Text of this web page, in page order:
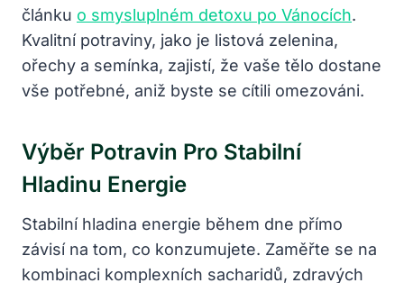
článku o smysluplném detoxu po Vánocích.
Kvalitní potraviny, jako je listová zelenina,
ořechy a semínka, zajistí, že vaše tělo dostane
vše potřebné, aniž byste se cítili omezováni.
Výběr Potravin Pro Stabilní
Hladinu Energie
Stabilní hladina energie během dne přímo
závisí na tom, co konzumujete. Zaměřte se na
kombinaci komplexních sacharidů, zdravých